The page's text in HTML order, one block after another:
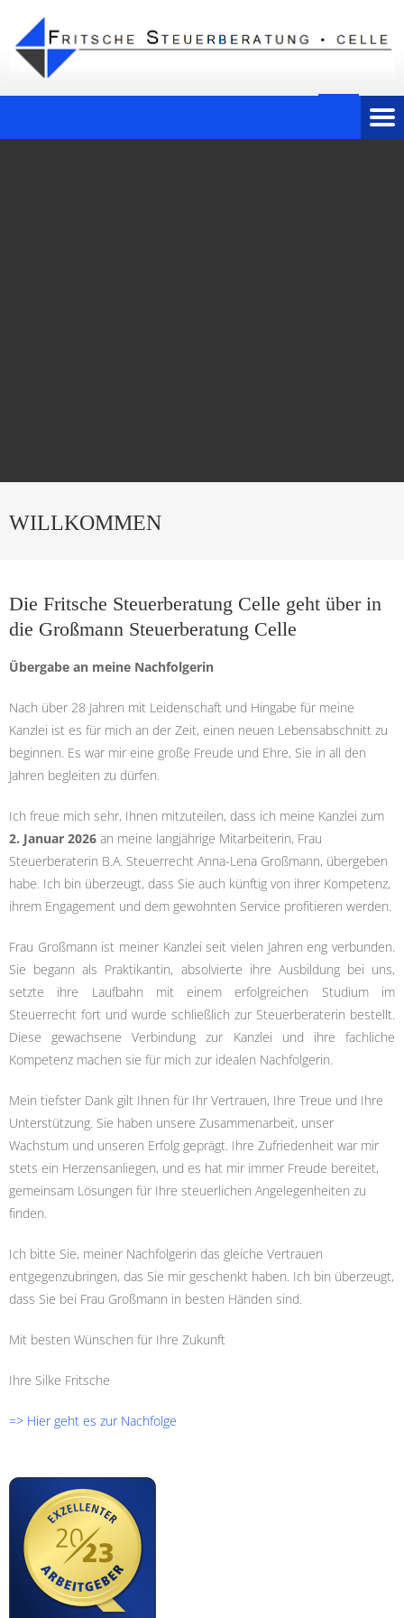
WILLKOMMEN
Die Fritsche Steuerberatung Celle geht über in
die Großmann Steuerberatung Celle
Übergabe an meine Nachfolgerin
Nach über 28 Jahren mit Leidenschaft und Hingabe für meine
Kanzlei ist es für mich an der Zeit, einen neuen Lebensabschnitt zu
beginnen. Es war mir eine große Freude und Ehre, Sie in all den
Jahren begleiten zu dürfen.
Ich freue mich sehr, Ihnen mitzuteilen, dass ich meine Kanzlei zum
2. Januar 2026 an meine langjährige Mitarbeiterin, Frau
Steuerberaterin B.A. Steuerrecht Anna-Lena Großmann, übergeben
habe. Ich bin überzeugt, dass Sie auch künftig von ihrer Kompetenz,
ihrem Engagement und dem gewohnten Service profitieren werden.
Frau Großmann ist meiner Kanzlei seit vielen Jahren eng verbunden.
Sie begann als Praktikantin, absolvierte ihre Ausbildung bei uns,
setzte ihre Laufbahn mit einem erfolgreichen Studium im
Steuerrecht fort und wurde schließlich zur Steuerberaterin bestellt.
Diese gewachsene Verbindung zur Kanzlei und ihre fachliche
Kompetenz machen sie für mich zur idealen Nachfolgerin.
Mein tiefster Dank gilt Ihnen für Ihr Vertrauen, Ihre Treue und Ihre
Unterstützung. Sie haben unsere Zusammenarbeit, unser
Wachstum und unseren Erfolg geprägt. Ihre Zufriedenheit war mir
stets ein Herzensanliegen, und es hat mir immer Freude bereitet,
gemeinsam Lösungen für Ihre steuerlichen Angelegenheiten zu
finden.
Ich bitte Sie, meiner Nachfolgerin das gleiche Vertrauen
entgegenzubringen, das Sie mir geschenkt haben. Ich bin überzeugt,
dass Sie bei Frau Großmann in besten Händen sind.
Mit besten Wünschen für Ihre Zukunft
Ihre Silke Fritsche
=> Hier geht es zur Nachfolge